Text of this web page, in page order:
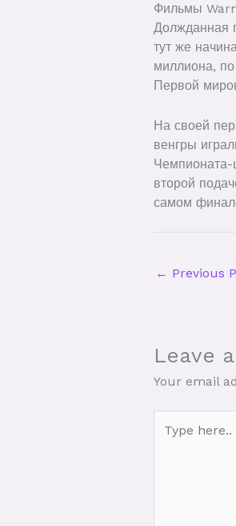
Фильмы
Должданная
тут же
миллиона,
Первой
На своей
венгры
Чемпионата-
второй
самом
← Previous
Leave
Your email
here..